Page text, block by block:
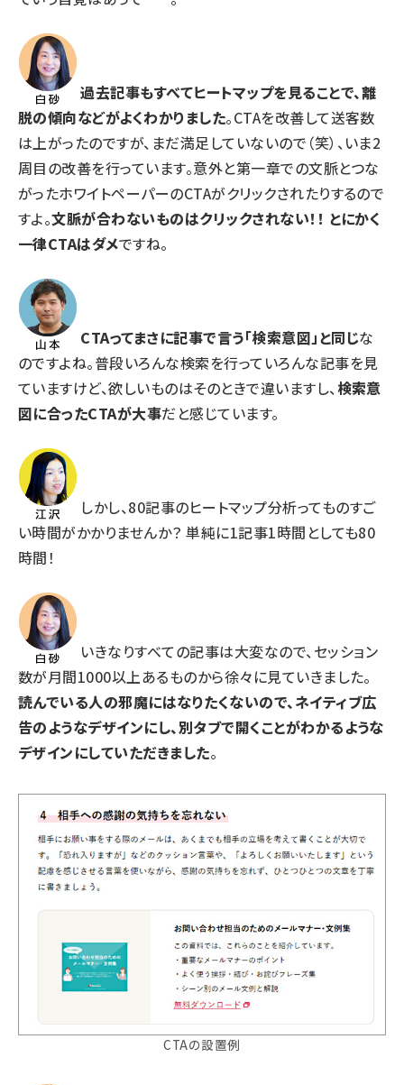
過去記事もすべてヒートマップを見ることで、離
脱の傾向などがよくわかりました。CTAを改善して送客数
は上がったのですが、まだ満足していないので（笑）、いま2
周目の改善を行っています。意外と第一章での文脈とつな
がったホワイトペーパーのCTAがクリックされたりするので
すよ。文脈が合わないものはクリックされない！！ とにかく
一律CTAはダメですね。
CTAってまさに記事で言う「検索意図」と同じな
のですよね。普段いろんな検索を行っていろんな記事を見
ていますけど、欲しいものはそのときで違いますし、検索意
図に合ったCTAが大事だと感じています。
しかし、80記事のヒートマップ分析ってものすご
い時間がかかりませんか？ 単純に1記事1時間としても80
時間！
いきなりすべての記事は大変なので、セッション
数が月間1000以上あるものから徐々に見ていきました。
読んでいる人の邪魔にはなりたくないので、ネイティブ広
告のようなデザインにし、別タブで開くことがわかるような
デザインにしていただきました。
CTAの設置例